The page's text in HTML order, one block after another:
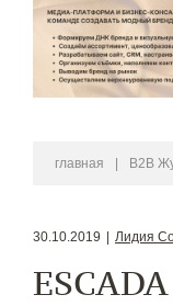
главная B2B
30.10.2019 Лидия